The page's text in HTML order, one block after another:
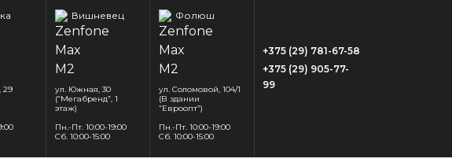
29
Вишневец
ул. Южная, 30
(“Мегабренд”, 1
этаж)
Пн.-Пт. 10:00-19:00
Сб. 10:00-15:00
Фолюш
ул. Соломовой, 104/1
(В здании
“Евроопт”)
Пн.-Пт. 10:00-19:00
Сб. 10:00-15:00
+375 (29) 781-67-58
+375 (29) 905-77-
99